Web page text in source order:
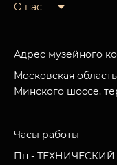
О нас
Адрес музейного
Московская
Минского шоссе,
Часы работы
Пн -